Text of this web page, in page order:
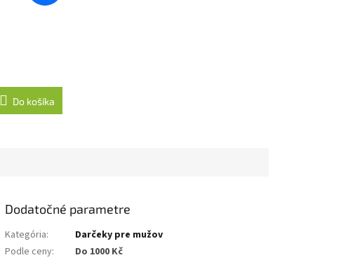
Do košíka
Dodatočné parametre
Kategória:
Darčeky pre mužov
Podle ceny:
Do 1000 Kč